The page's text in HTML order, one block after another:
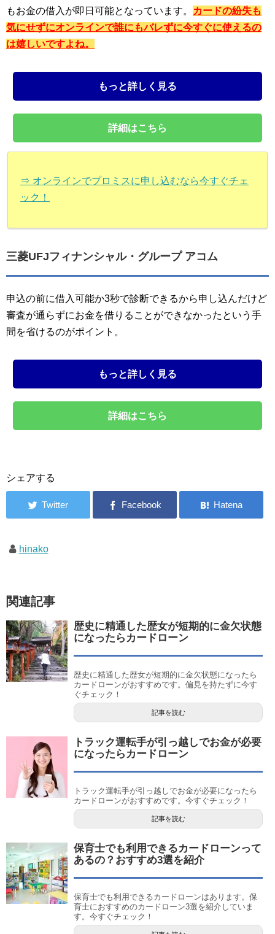
もお金の借入が即日可能となっています。
カードの紛失も
気にせずにオンラインで誰にもバレずに今すぐに使えるの
は嬉しいですよね。
もっと詳しく見る
詳細はこちら
⇒ オンラインでプロミスに申し込むなら今すぐチェ
ック！
三菱UFJフィナンシャル・グループ アコム
申込の前に借入可能か3秒で診断できるから申し込んだけど
審査が通らずにお金を借りることができなかったという手
間を省けるのがポイント。
もっと詳しく見る
詳細はこちら
シェアする
hinako
関連記事
歴史に精通した歴女が短期的に金欠状態
になったらカードローン
歴史に精通した歴女が短期的に金欠状態になったら
カードローンがおすすめです。偏見を持たずに今す
ぐチェック！
記事を読む
トラック運転手が引っ越しでお金が必要
になったらカードローン
トラック運転手が引っ越しでお金が必要になったら
カードローンがおすすめです。今すぐチェック！
記事を読む
保育士でも利用できるカードローンって
あるの？おすすめ3選を紹介
保育士でも利用できるカードローンはあります。保
育士におすすめのカードローン3選を紹介していま
す。今すぐチェック！